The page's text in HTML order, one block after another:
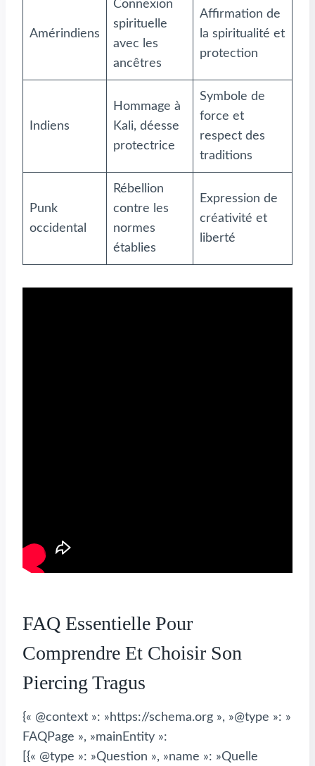
Amérindiens
Connexion
spirituelle
avec les
ancêtres
Affirmation de
la spiritualité et
protection
Indiens
Hommage à
Kali, déesse
protectrice
Symbole de
force et
respect des
traditions
Punk
occidental
Rébellion
contre les
normes
établies
Expression de
créativité et
liberté
FAQ Essentielle Pour
Comprendre Et Choisir Son
Piercing Tragus
{« @context »: »https://schema.org », »@type »: »
FAQPage », »mainEntity »:
[{« @type »: »Question », »name »: »Quelle